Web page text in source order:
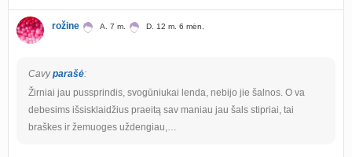
rožine A. 7 m. D. 12 m. 6 mėn.
Cavyparašė:
Žirniai jau pussprindis, svogūniukai lenda, nebijo jie šalnos. O va
debesims išsisklaidžius praeitą sav maniau jau šals stipriai, tai
braškes ir žemuoges uždengiau,…